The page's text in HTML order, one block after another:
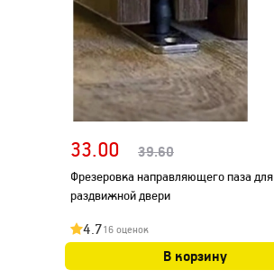
33.00 39.60
Фрезеровка направляющего паза для
раздвижной двери
4.716 оценок
В корзину